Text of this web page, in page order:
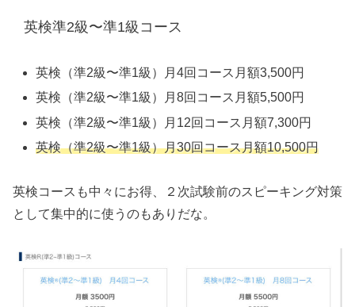
英検準2級〜準1級コース
英検（準2級〜準1級）月4回コース月額3,500円
英検（準2級〜準1級）月8回コース月額5,500円
英検（準2級〜準1級）月12回コース月額7,300円
英検（準2級〜準1級）月30回コース月額10,500円
英検コースも中々にお得、２次試験前のスピーキング対策
として集中的に使うのもありだな。